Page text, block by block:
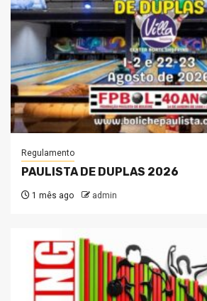
Regulamento
PAULISTA DE DUPLAS 2026
1 mês ago admin